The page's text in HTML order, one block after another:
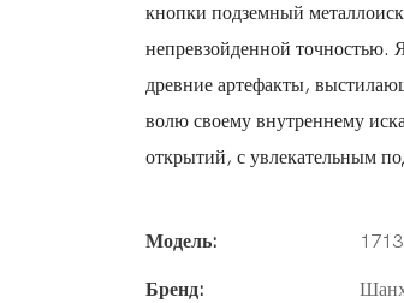
кнопки подземный
непревзойденной точностью.
древние артефакты,
волю своему внутреннему
открытий, с увлекательным
Модель:
Бренд: